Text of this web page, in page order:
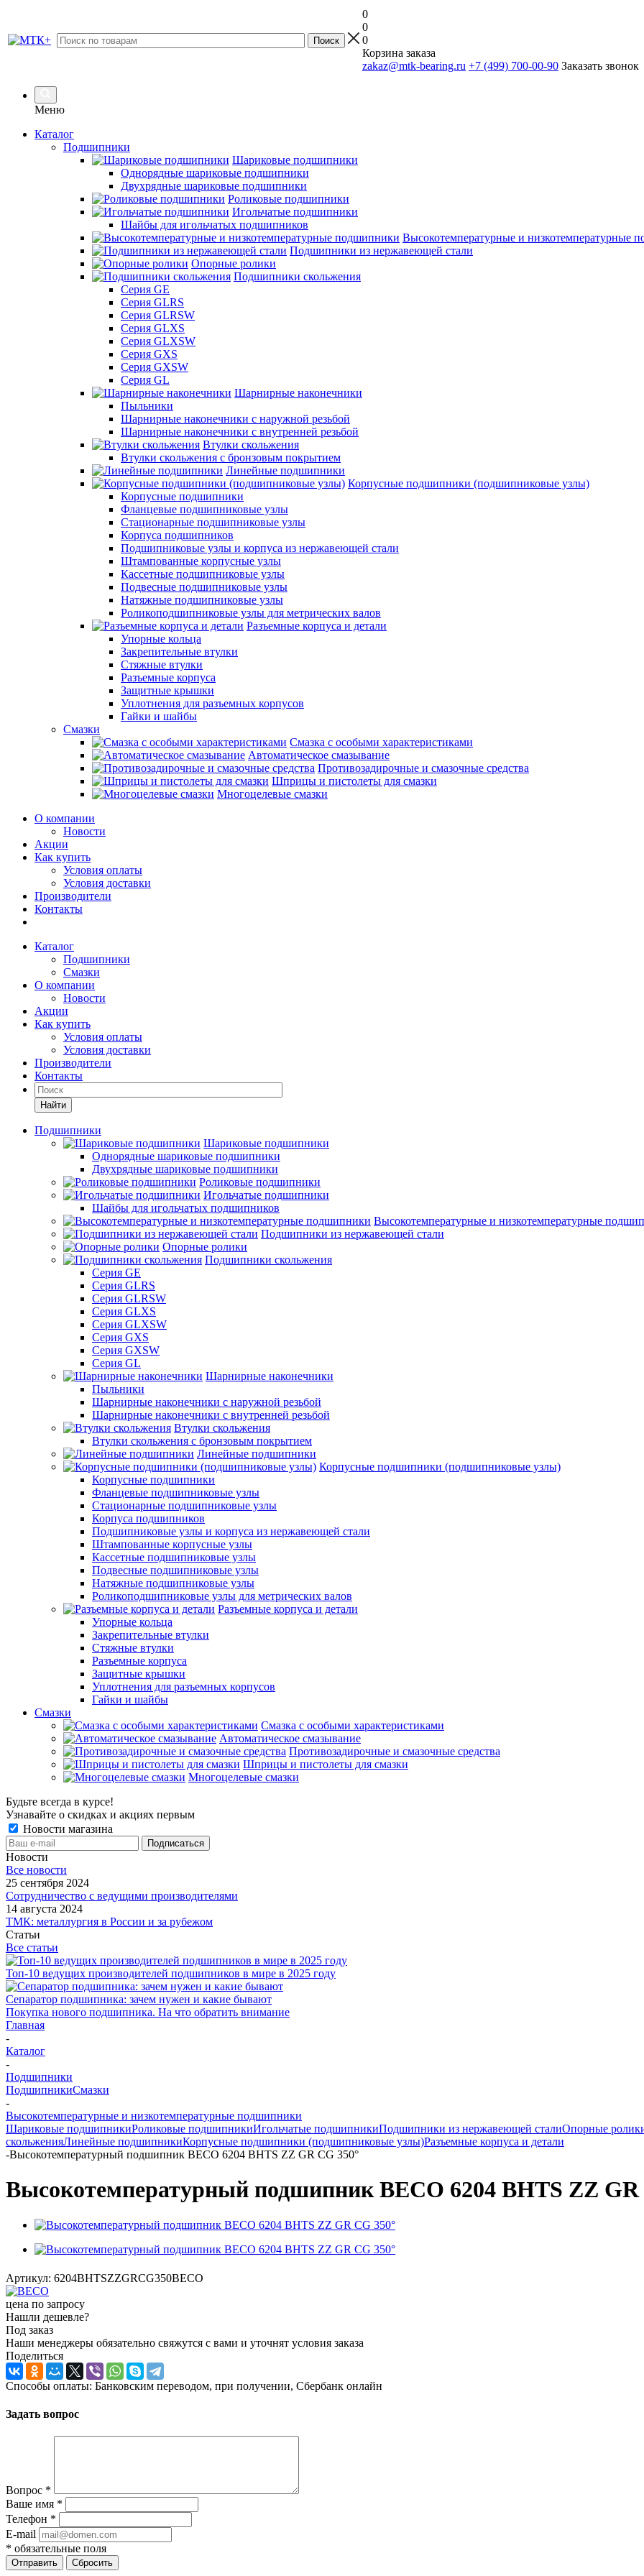
0
0
0
Корзина заказа
zakaz@mtk-bearing.ru +7 (499) 700-00-90 Заказать звонок
Меню
Каталог
Подшипники
Шариковые подшипники
Однорядные шариковые подшипники
Двухрядные шариковые подшипники
Роликовые подшипники
Игольчатые подшипники
Шайбы для игольчатых подшипников
Высокотемпературные и низкотемпературные
Подшипники из нержавеющей стали
Опорные ролики
Подшипники скольжения
Серия GE
Серия GLRS
Серия GLRSW
Серия GLXS
Серия GLXSW
Серия GXS
Серия GXSW
Серия GL
Шарнирные наконечники
Пыльники
Шарнирные наконечники с наружной резьбой
Шарнирные наконечники с внутренней резьбой
Втулки скольжения
Втулки скольжения с бронзовым покрытием
Линейные подшипники
Корпусные подшипники (подшипниковые узлы)
Корпусные подшипники
Фланцевые подшипниковые узлы
Стационарные подшипниковые узлы
Корпуса подшипников
Подшипниковые узлы и корпуса из нержавеющей стали
Штампованные корпусные узлы
Кассетные подшипниковые узлы
Подвесные подшипниковые узлы
Натяжные подшипниковые узлы
Роликоподшипниковые узлы для метрических валов
Разъемные корпуса и детали
Упорные кольца
Закрепительные втулки
Стяжные втулки
Разъемные корпуса
Защитные крышки
Уплотнения для разъемных корпусов
Гайки и шайбы
Смазки
Смазка с особыми характеристиками
Автоматическое смазывание
Противозадирочные и смазочные средства
Шприцы и пистолеты для смазки
Многоцелевые смазки
О компании
Новости
Акции
Как купить
Условия оплаты
Условия доставки
Производители
Контакты
Каталог
Подшипники
Смазки
О компании
Новости
Акции
Как купить
Условия оплаты
Условия доставки
Производители
Контакты
Найти
Подшипники
Шариковые подшипники
Однорядные шариковые подшипники
Двухрядные шариковые подшипники
Роликовые подшипники
Игольчатые подшипники
Шайбы для игольчатых подшипников
Высокотемпературные и низкотемпературные
Подшипники из нержавеющей стали
Опорные ролики
Подшипники скольжения
Серия GE
Серия GLRS
Серия GLRSW
Серия GLXS
Серия GLXSW
Серия GXS
Серия GXSW
Серия GL
Шарнирные наконечники
Пыльники
Шарнирные наконечники с наружной резьбой
Шарнирные наконечники с внутренней резьбой
Втулки скольжения
Втулки скольжения с бронзовым покрытием
Линейные подшипники
Корпусные подшипники (подшипниковые узлы)
Корпусные подшипники
Фланцевые подшипниковые узлы
Стационарные подшипниковые узлы
Корпуса подшипников
Подшипниковые узлы и корпуса из нержавеющей стали
Штампованные корпусные узлы
Кассетные подшипниковые узлы
Подвесные подшипниковые узлы
Натяжные подшипниковые узлы
Роликоподшипниковые узлы для метрических валов
Разъемные корпуса и детали
Упорные кольца
Закрепительные втулки
Стяжные втулки
Разъемные корпуса
Защитные крышки
Уплотнения для разъемных корпусов
Гайки и шайбы
Смазки
Смазка с особыми характеристиками
Автоматическое смазывание
Противозадирочные и смазочные средства
Шприцы и пистолеты для смазки
Многоцелевые смазки
Будьте всегда в курсе!
Узнавайте о скидках и акциях первым
Новости магазина
Новости
Все новости
25 сентября 2024
Сотрудничество с ведущими производителями
14 августа 2024
ТМК: металлургия в России и за рубежом
Статьи
Все статьи
Топ-10 ведущих производителей подшипников в мире в 2025 году
Сепаратор подшипника: зачем нужен и какие бывают
Покупка нового подшипника. На что обратить внимание
Главная
-
Каталог
-
Подшипники
ПодшипникиСмазки
-
Высокотемпературные и низкотемпературные подшипники
Шариковые подшипникиРоликовые подшипникиИгольчатые подшипникиПодшипники из нержавеющей сталиОпорные
скольженияЛинейные подшипникиКорпусные подшипники (подшипниковые узлы)Разъемные корпуса и детали
-Высокотемпературный подшипник BECO 6204 BHTS ZZ GR CG 350°
Высокотемпературный подшипник BECO 6204 BHTS ZZ GR
Артикул: 6204BHTSZZGRCG350BECO
цена по запросу
Нашли дешевле?
Под заказ
Наши менеджеры обязательно свяжутся с вами и уточнят условия заказа
Поделиться
Способы оплаты: Банковским переводом, при получении, Сбербанк онлайн
Задать вопрос
Вопрос *
Ваше имя *
Телефон *
E-mail
* обязательные поля
Отправить Сбросить